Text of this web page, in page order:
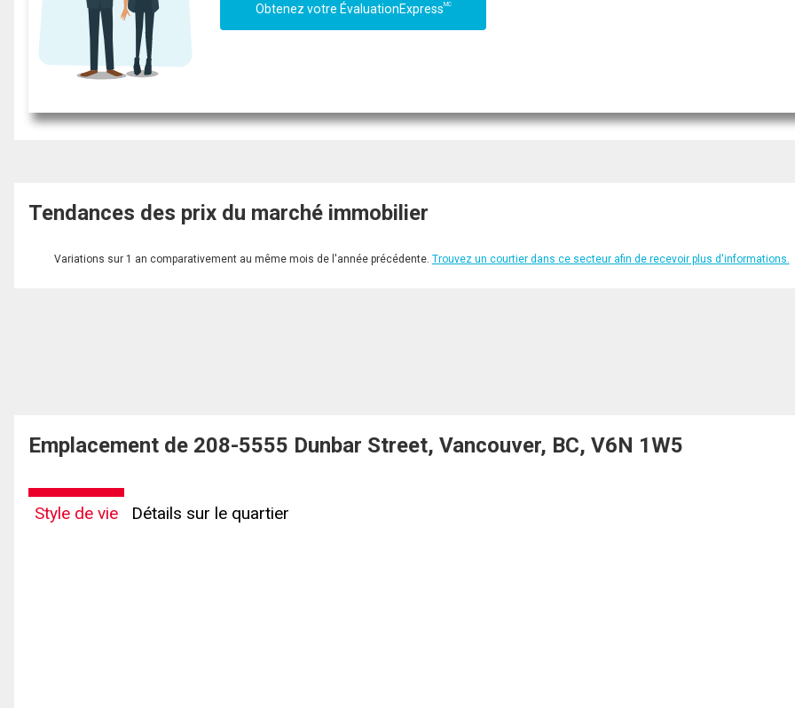
Obtenez votre ÉvaluationExpressMC
Tendances des prix du marché immobilier
Variations sur 1 an comparativement au même mois de l'année précédente. Trouvez un courtier dans ce secteur afin de recevoir plus d'informations.
Emplacement de 208-5555 Dunbar Street, Vancouver, BC, V6N 1W5
Style de vie Détails sur le quartier